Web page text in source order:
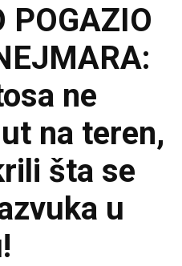
POGAZIO
ne
na teren,
šta se
u